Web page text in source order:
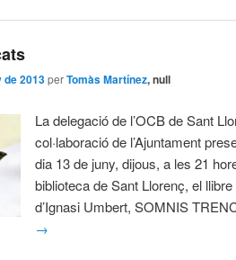
de 2013 perTomàs Martínez, null
La delegació de l’OCB de Sant
col·laboració de l’Ajuntament
dia 13 de juny, dijous, a les 21
biblioteca de Sant Llorenç, el
d’Ignasi Umbert, SOMNIS
→